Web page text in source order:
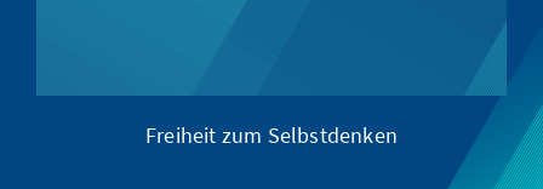
Freiheit zum Selbstdenken